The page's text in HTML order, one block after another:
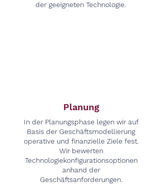
der geeigneten Technologie.
Planung
In der Planungsphase legen wir auf
Basis der Geschäftsmodellierung
operative und finanzielle Ziele fest.
Wir bewerten
Technologiekonfigurationsoptionen
anhand der
Geschäftsanforderungen.